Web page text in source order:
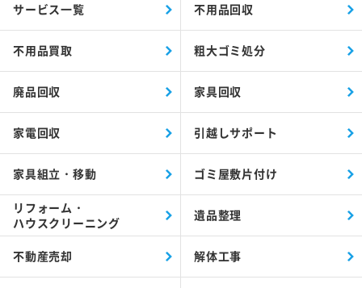
サービス一覧 不用品回収
不用品買取 粗大ゴミ処分
廃品回収 家具回収
家電回収 引越しサポート
家具組立・移動 ゴミ屋敷片付け
リフォーム・
ハウスクリーニング
遺品整理
不動産売却 解体工事